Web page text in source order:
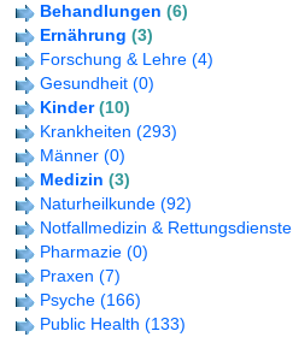
Behandlungen (6)
Ernährung (3)
Forschung & Lehre (4)
Gesundheit (0)
Kinder (10)
Krankheiten (293)
Männer (0)
Medizin (3)
Naturheilkunde (92)
Notfallmedizin & Rettungsdienste
Pharmazie (0)
Praxen (7)
Psyche (166)
Public Health (133)